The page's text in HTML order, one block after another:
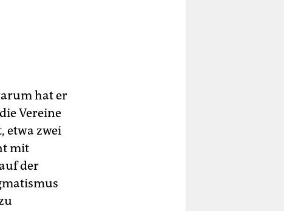
hat er
Vereine
etwa zwei
mit
der